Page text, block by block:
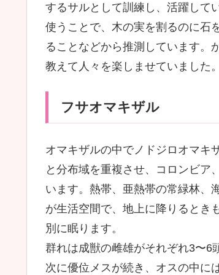
するサルとして訓練し、活躍して
使うことで、木の実を割るのに石
ることなどから推測しています。
教えて人々を楽しませていました。
フサオマキザル
オマキザルの中でノドジロオマキ
と分布域を重複させ、コロンビア
います。熱帯、亜熱帯の常緑林、
が生活空間で、地上に降りるとき
別に眠ります。
群れは成獣の雌雄がそれぞれ3〜6
次に優位メスが続き、オスの中に